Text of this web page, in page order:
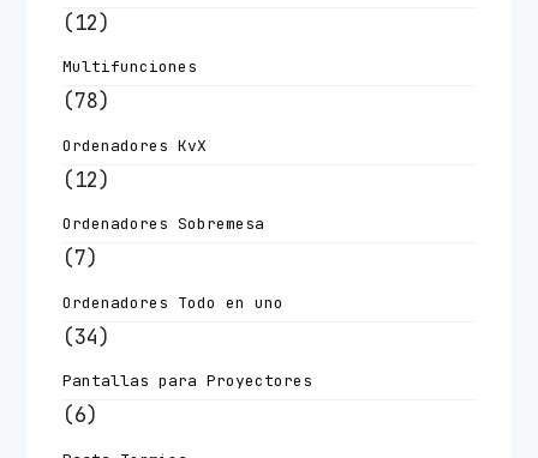
(12)
Multifunciones
(78)
Ordenadores KvX
(12)
Ordenadores Sobremesa
(7)
Ordenadores Todo en uno
(34)
Pantallas para Proyectores
(6)